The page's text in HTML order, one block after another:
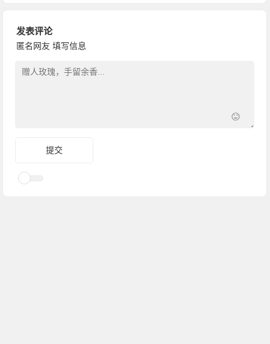
发表评论
匿名网友 填写信息